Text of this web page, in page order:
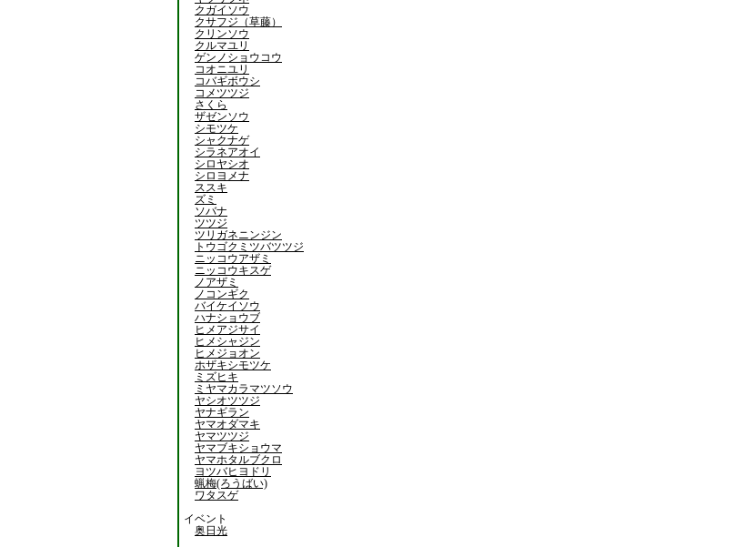
クガイソウ
クサフジ（草藤）
クリンソウ
クルマユリ
ゲンノショウコウ
コオニユリ
コバギボウシ
コメツツジ
さくら
ザゼンソウ
シモツケ
シャクナゲ
シラネアオイ
シロヤシオ
シロヨメナ
ススキ
ズミ
ソバナ
ツツジ
ツリガネニンジン
トウゴクミツバツツジ
ニッコウアザミ
ニッコウキスゲ
ノアザミ
ノコンギク
バイケイソウ
ハナショウブ
ヒメアジサイ
ヒメシャジン
ヒメジョオン
ホザキシモツケ
ミズヒキ
ミヤマカラマツソウ
ヤシオツツジ
ヤナギラン
ヤマオダマキ
ヤマツツジ
ヤマブキショウマ
ヤマホタルブクロ
ヨツバヒヨドリ
蝋梅(ろうばい)
ワタスゲ
イベント
奥日光